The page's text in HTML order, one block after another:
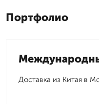
Портфолио
Доставка из Китая в